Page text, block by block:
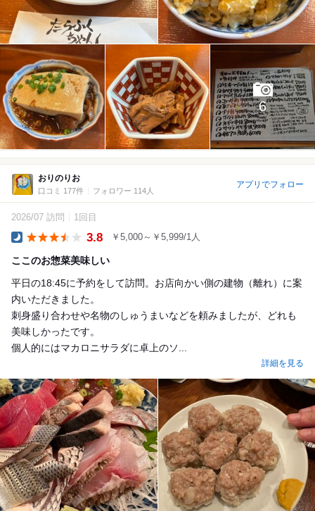
6
おりのりお
口コミ 177件 フォロワー 114人
アプリでフォロー
2026/07 訪問 1回目
3.8 ￥5,000～￥5,999/1人
ここのお惣菜美味しい
平日の18:45に予約をして訪問。お店向かい側の建物（離れ）に案
内いただきました。
刺身盛り合わせや名物のしゅうまいなどを頼みましたが、どれも
美味しかったです。
個人的にはマカロニサラダに卓上のソ...
詳細を見る